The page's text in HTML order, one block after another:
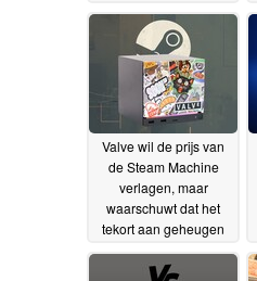
van 4 TB27-06-2026
Valve wil de prijs van
de Steam Machine
verlagen, maar
waarschuwt dat het
tekort aan geheugen
27-06-
2026